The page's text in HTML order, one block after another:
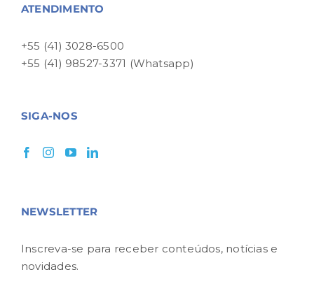
ATENDIMENTO
+55 (41) 3028-6500
+55 (41) 98527-3371 (Whatsapp)
SIGA-NOS
NEWSLETTER
Inscreva-se para receber conteúdos, notícias e
novidades.